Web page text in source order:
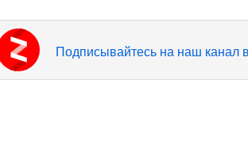
Подписывайтесь на наш канал в